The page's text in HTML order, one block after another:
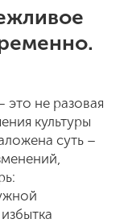
не разовая
культуры
суть –